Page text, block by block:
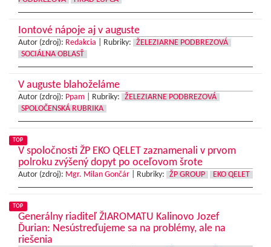
Iontové nápoje aj v auguste
Autor (zdroj): Redakcia Rubriky:
ŽELEZIARNE PODBREZOVÁ
SOCIÁLNA OBLASŤ
V auguste blahoželáme
Autor (zdroj): Ppam Rubriky:
ŽELEZIARNE PODBREZOVÁ
SPOLOČENSKÁ RUBRIKA
TOP
V spoločnosti ŽP EKO QELET zaznamenali v prvom
polroku zvýšený dopyt po oceľovom šrote
Autor (zdroj): Mgr. Milan Gončár Rubriky: ŽP GROUP EKO QELET
TOP
Generálny riaditeľ ŽIAROMATU Kalinovo Jozef
Ďurian: Nesústreďujeme sa na problémy, ale na
riešenia